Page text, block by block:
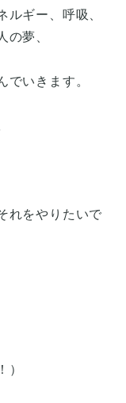
ルギー、呼吸、
の夢、
でいきます。
れをやりたいで
）